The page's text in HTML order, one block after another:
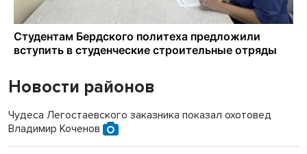
Новости районов
Чудеса Легостаевского заказника показал охотовед
Владимир Коченов